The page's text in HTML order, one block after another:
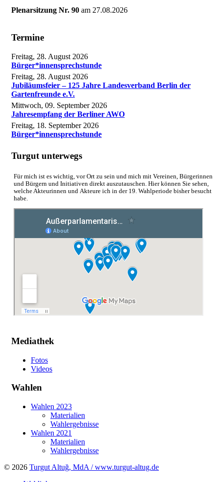
Plenarsitzung Nr. 90 am 27.08.2026
Termine
Freitag, 28. August 2026
Bürger*innensprechstunde
Freitag, 28. August 2026
Jubiläumsfeier – 125 Jahre Landesverband Berlin der
Gartenfreunde e.V.
Mittwoch, 09. September 2026
Jahresempfang der Berliner AWO
Freitag, 18. September 2026
Bürger*innensprechstunde
Turgut unterwegs
Für mich ist es wichtig, vor Ort zu sein und mich mit Vereinen, Bürgerinnen
und Bürgern und Initiativen direkt auszutauschen. Hier können Sie sehen,
welche Akteurinnen und Akteure ich in der 19. Wahlperiode bisher besucht
habe.
Mediathek
Fotos
Videos
Wahlen
Wahlen 2023
Materialien
Wahlergebnisse
Wahlen 2021
Materialien
Wahlergebnisse
© 2026 Turgut Altuğ, MdA / www.turgut-altug.de